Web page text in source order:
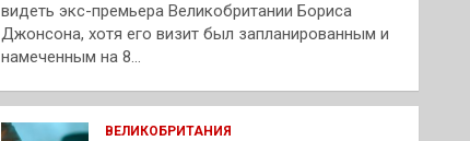
видеть экс-премьера Великобритании Бориса
Джонсона, хотя его визит был запланированным и
намеченным на 8…
ВЕЛИКОБРИТАНИЯ